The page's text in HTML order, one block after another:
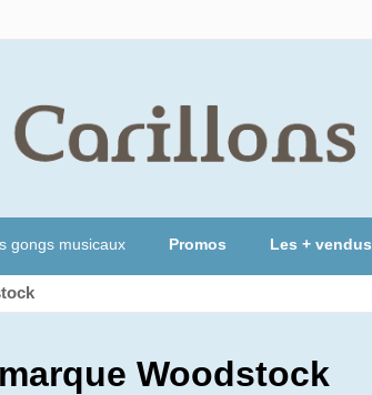
gongs musicaux Promos Les + vendus
Woodstock